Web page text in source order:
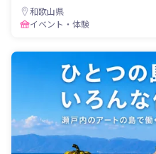
和歌山県
イベント・体験